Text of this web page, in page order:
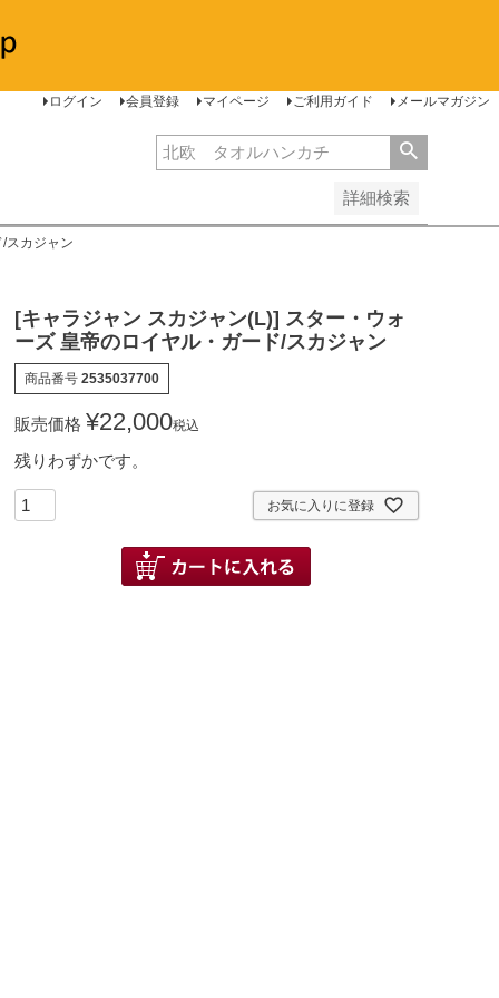
ログイン 会員登録 マイページ ご利用ガイド メールマガジン
詳細検索
順
スカジャン
[キャラジャン スカジャン(L)] スター・ウォ
ーズ 皇帝のロイヤル・ガード/スカジャン
商品番号 2535037700
販売価格 ¥22,000税込
残りわずかです。
お気に入りに登録